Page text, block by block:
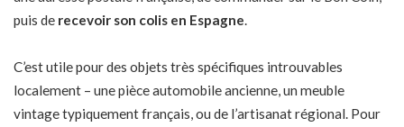
puis de recevoir son colis en Espagne.
C’est utile pour des objets très spécifiques introuvables
localement – une pièce automobile ancienne, un meuble
vintage typiquement français, ou de l’artisanat régional. Pour